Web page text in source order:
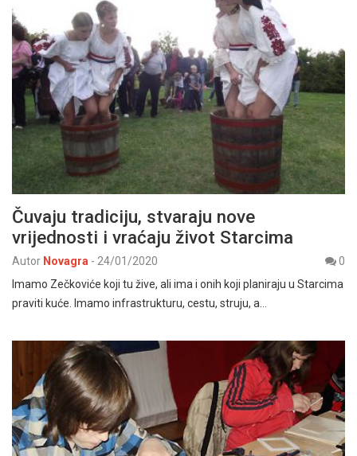
Čuvaju tradiciju, stvaraju nove
vrijednosti i vraćaju život Starcima
Autor Novagra - 24/01/2020
0
Imamo Zečkoviće koji tu žive, ali ima i onih koji planiraju u Starcima
praviti kuće. Imamo infrastrukturu, cestu, struju, a…